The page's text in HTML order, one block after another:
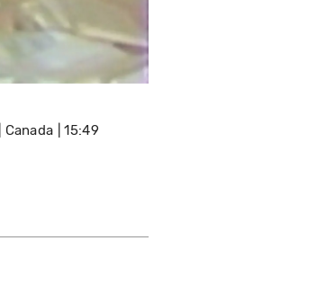
Canada 15:49